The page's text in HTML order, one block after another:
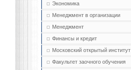
Экономика
Менеджмент в организации
Менеджмент
Финансы и кредит
Московский открытый институт
Факультет заочного обучения